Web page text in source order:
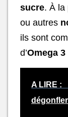
sucre. À la
ou autres
ils sont
d’Omega 3
A LIRE :